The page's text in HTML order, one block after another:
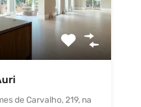
de Carvalho, 219, na